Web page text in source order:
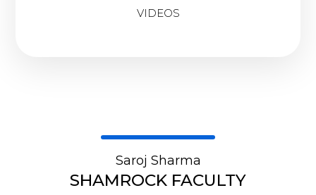
VIDEOS
Saroj Sharma
SHAMROCK FACULTY